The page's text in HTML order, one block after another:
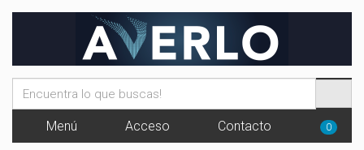
Menú Acceso Contacto 0